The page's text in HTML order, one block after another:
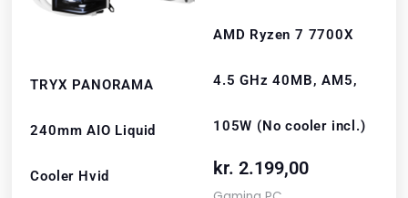
TRYX PANORAMA
240mm AIO Liquid
Cooler Hvid
AMD Ryzen 7 7700X
4.5 GHz 40MB, AM5,
105W (No cooler incl.)
kr. 2.199,00